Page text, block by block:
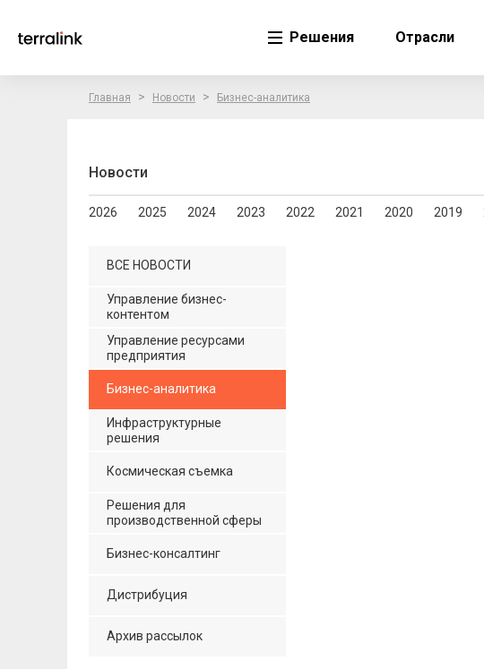
Решения Отрасли
Главная > Новости > Бизнес-аналитика
Новости
2026 2025 2024 2023 2022 2021 2020 2019
ВСЕ НОВОСТИ
Управление бизнес-
контентом
Управление ресурсами
предприятия
Бизнес-аналитика
Инфраструктурные
решения
Космическая съемка
Решения для
производственной сферы
Бизнес-консалтинг
Дистрибуция
Архив рассылок